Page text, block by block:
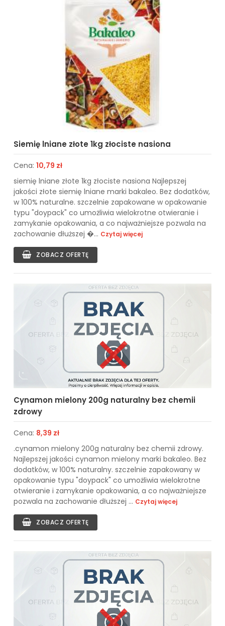
Siemię lniane złote 1kg złociste nasiona
Cena: 10,79 zł
siemię lniane złote 1kg złociste nasiona Najlepszej
jakości złote siemię lniane marki bakaleo. Bez dodatków,
w 100% naturalne. szczelnie zapakowane w opakowanie
typu "doypack" co umożliwia wielokrotne otwieranie i
zamykanie opakowania, a co najważniejsze pozwala na
zachowanie dłuższej �... Czytaj więcej
ZOBACZ OFERTĘ
Cynamon mielony 200g naturalny bez chemii
zdrowy
Cena: 8,39 zł
.cynamon mielony 200g naturalny bez chemii zdrowy.
Najlepszej jakości cynamon mielony marki bakaleo. Bez
dodatków, w 100% naturalny. szczelnie zapakowany w
opakowanie typu "doypack" co umożliwia wielokrotne
otwieranie i zamykanie opakowania, a co najważniejsze
pozwala na zachowanie dłuższej ... Czytaj więcej
ZOBACZ OFERTĘ